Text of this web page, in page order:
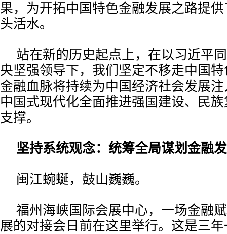
果，为开拓中国特色金融发展之路提
头活水。
站在新的历史起点上，在以习近平
央坚强领导下，我们坚定不移走中国
金融血脉将持续为中国经济社会发展
中国式现代化全面推进强国建设、民
支撑。
坚持系统观念：统筹全局谋划金融
闽江蜿蜒，鼓山巍巍。
福州海峡国际会展中心，一场金融
展的对接会日前在这里举行。这是三